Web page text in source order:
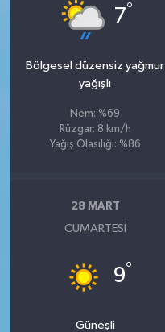
7°
Bölgesel düzensiz yağmur
yağışlı
Nem: %69
Rüzgar: 8 km/h
Yağış Olasılığı: %86
28 MART
CUMARTESI
9°
Güneşli